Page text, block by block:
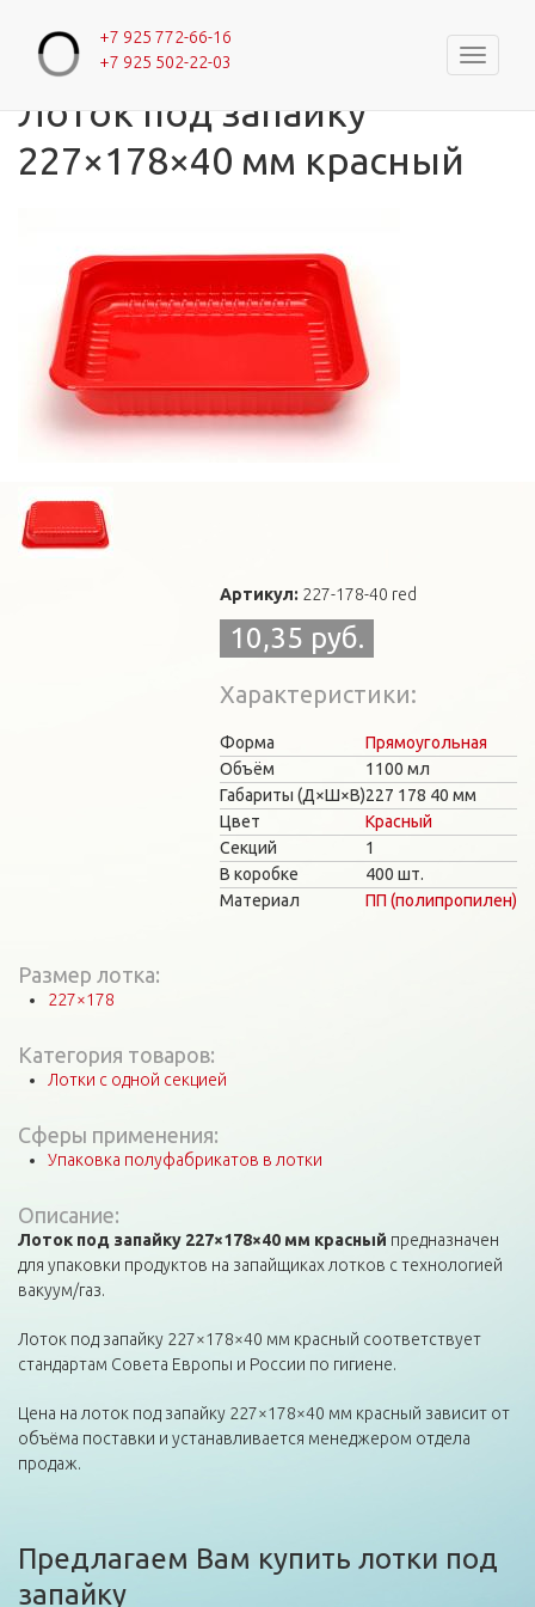
+7 925 772-66-16
+7 925 502-22-03
Главная
Лоток под запайку
227×178×40 мм красный
Артикул: 227-178-40 red
10,35 руб.
Характеристики
Форма
Прямоугольная
Объём
1100 мл
Габариты (Д×Ш×В)227 178 40 мм
Цвет
Красный
Секций
1
В коробке
400 шт.
Материал
ПП (полипропилен)
Размер лотка:
227×178
Категория товаров:
Лотки с одной секцией
Сферы применения:
Упаковка полуфабрикатов в лотки
Описание:
Лоток под запайку 227×178×40 мм красный предназначен
для упаковки продуктов на запайщиках лотков с технологией
вакуум/газ.
Лоток под запайку 227×178×40 мм красный соответствует
стандартам Совета Европы и России по гигиене.
Цена на лоток под запайку 227×178×40 мм красный зависит от
объёма поставки и устанавливается менеджером отдела
продаж.
Предлагаем Вам купить лотки под
запайку